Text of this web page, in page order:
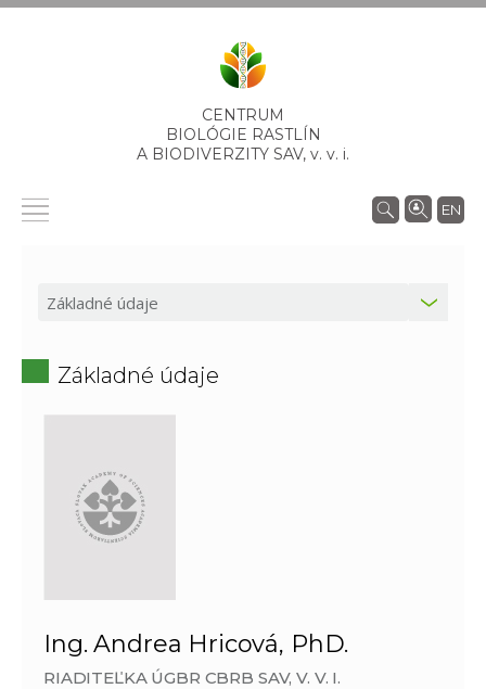
CENTRUM
BIOLÓGIE RASTLÍN
A BIODIVERZITY SAV, v. v. i.
EN
Základné údaje
Ing. Andrea Hricová, PhD.
RIADITEĽKA ÚGBR CBRB SAV, V. V. I.